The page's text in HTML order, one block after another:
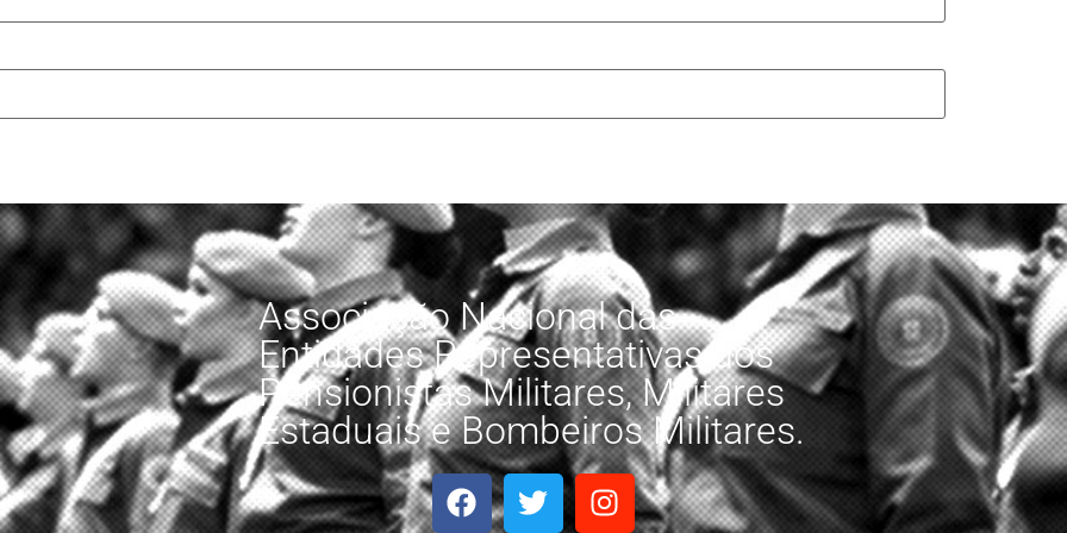
Associação Nacional das
Entidades Representativas dos
Pensionistas Militares, Militares
Estaduais e Bombeiros Militares.